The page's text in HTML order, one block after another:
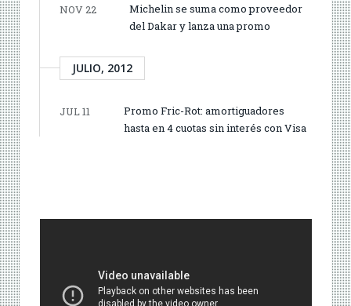
NOV 22
Michelin se suma como proveedor
del Dakar y lanza una promo
JULIO, 2012
JUL 11
Promo Fric-Rot: amortiguadores
hasta en 4 cuotas sin interés con Visa